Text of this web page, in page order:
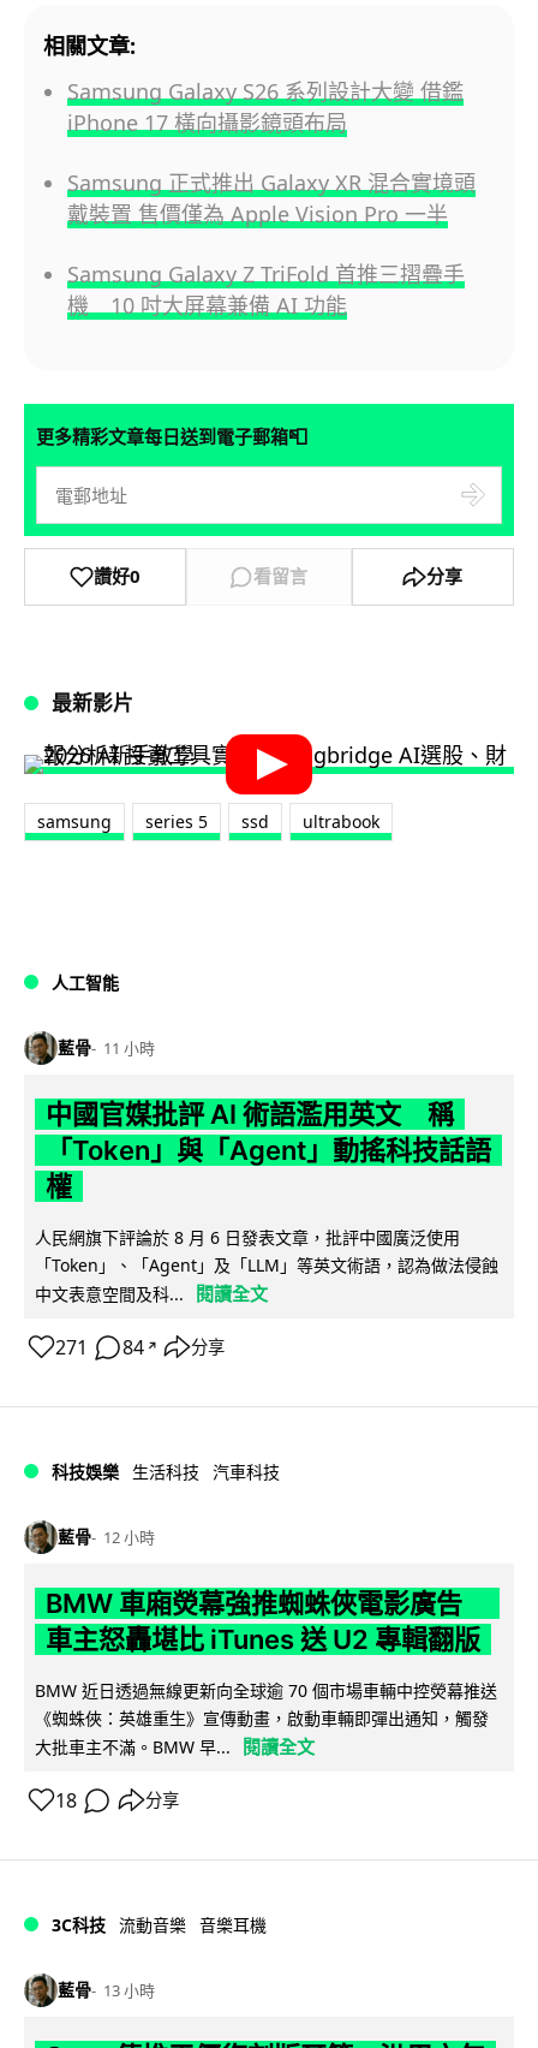
相關文章:
Samsung Galaxy S26 系列設計大變 借鑑
iPhone 17 橫向攝影鏡頭布局
Samsung 正式推出 Galaxy XR 混合實境頭
戴裝置 售價僅為 Apple Vision Pro 一半
Samsung Galaxy Z TriFold 首推三摺疊手
機 10 吋大屏幕兼備 AI 功能
更多精彩文章每日送到電子郵箱📮
讚好0 看留言 分享
最新影片
samsung series 5 ssd ultrabook
人工智能
藍骨 11 小時
中國官媒批評 AI 術語濫用英文 稱
「Token」與「Agent」動搖科技話語
權
人民網旗下評論於 8 月 6 日發表文章，批評中國廣泛使用
「Token」、「Agent」及「LLM」等英文術語，認為做法侵蝕
中文表意空間及科...
閱讀全文
271 84 ↗ 分享
科技娛樂 生活科技 汽車科技
藍骨 12 小時
BMW 車廂熒幕強推蜘蛛俠電影廣告
車主怒轟堪比 iTunes 送 U2 專輯翻版
BMW 近日透過無線更新向全球逾 70 個市場車輛中控熒幕推送
《蜘蛛俠：英雄重生》宣傳動畫，啟動車輛即彈出通知，觸發
大批車主不滿。BMW 早...
閱讀全文
18 分享
3C科技 流動音樂 音樂耳機
藍骨 13 小時